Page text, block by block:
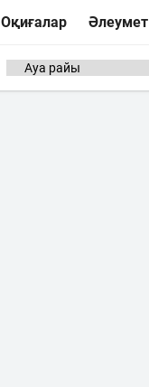
Оқиғалар Әлеумет